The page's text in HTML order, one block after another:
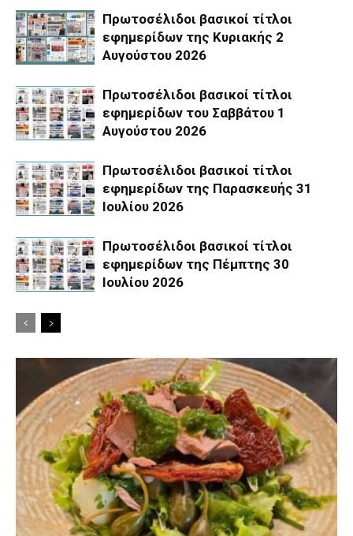
Πρωτοσέλιδοι βασικοί τίτλοι
εφημερίδων της Κυριακής 2
Αυγούστου 2026
Πρωτοσέλιδοι βασικοί τίτλοι
εφημερίδων του Σαββάτου 1
Αυγούστου 2026
Πρωτοσέλιδοι βασικοί τίτλοι
εφημερίδων της Παρασκευής 31
Ιουλίου 2026
Πρωτοσέλιδοι βασικοί τίτλοι
εφημερίδων της Πέμπτης 30
Ιουλίου 2026